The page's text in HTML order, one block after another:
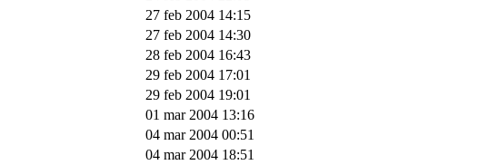
27 feb 2004 14:15
27 feb 2004 14:30
28 feb 2004 16:43
29 feb 2004 17:01
29 feb 2004 19:01
01 mar 2004 13:16
04 mar 2004 00:51
04 mar 2004 18:51